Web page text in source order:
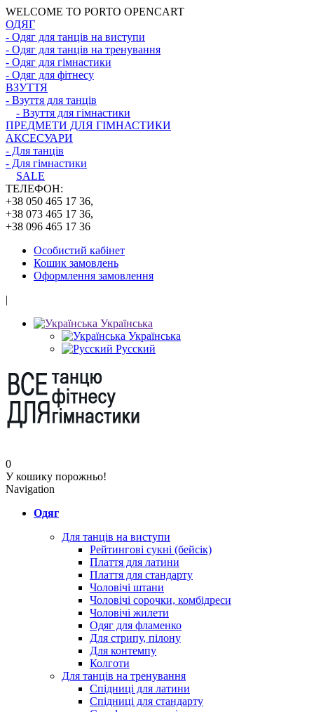
WELCOME TO PORTO OPENCART
ОДЯГ
- Одяг для танців на виступи
- Одяг для танців на тренування
- Одяг для гімнастики
- Одяг для фітнесу
ВЗУТТЯ
- Взуття для танців
- Взуття для гімнастики
ПРЕДМЕТИ ДЛЯ ГІМНАСТИКИ
АКСЕСУАРИ
- Для танців
- Для гімнастики
SALE
ТЕЛЕФОН:
+38 050 465 17 36,
+38 073 465 17 36,
+38 096 465 17 36
Особистий кабінет
Кошик замовлень
Оформлення замовлення
|
Українська
Українська
Русский
0
У кошику порожньо!
Navigation
Одяг
Для танців на виступи
Рейтингові сукні (бейсік)
Плаття для латини
Плаття для стандарту
Чоловічі штани
Чоловічі сорочки, комбідреси
Чоловічі жилети
Одяг для фламенко
Для стрипу, пілону
Для контемпу
Колготи
Для танців на тренування
Спідниці для латини
Спідниці для стандарту